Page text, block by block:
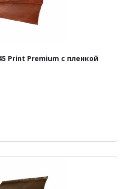
Print Premium с пленкой